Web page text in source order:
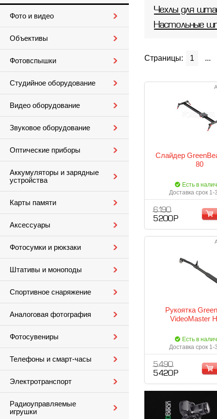
Фото и видео
Объективы
Фотовспышки
Студийное оборудование
Видео оборудование
Звуковое оборудование
Оптические приборы
Аккумуляторы и зарядные
устройства
Карты памяти
Аксессуары
Фотосумки и рюкзаки
Штативы и моноподы
Спортивное снаряжение
Аналоговая фотография
Фотосувениры
Телефоны и смарт-часы
Электротранспорт
Радиоуправляемые
игрушки
Чехлы для
Настольные
Страницы: 1 ...
Слайдер
80
Есть в
Доставка срок 1-
6 190
5 200 Р
Рукоятка
VideoMaster
Есть в
Доставка срок 1-
5 490
5 420 Р